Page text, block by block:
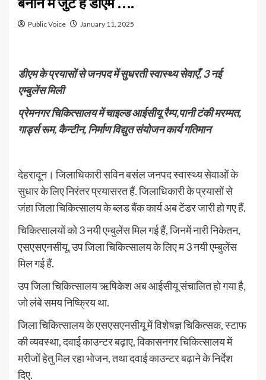
Public Voice January 11, 2025
डीएम के प्रयासों से जनपद में सुधरती स्वास्थ्य सेवाएँ, 3 नई
एम्बुलेंस मिली
प्रेमनगर चिकित्सालय में चाइल्ड आईसीयू रैम्प,पानी टंकी मरम्मत,
गार्ड्स रूम, कैन्टीन, निर्माण विद्युत संयोजन कार्य गतिमान
देहरादून। जिलाधिकारी सविन बसंल जनपद स्वास्थ्य सेवाओं के
सुधार के लिए निरंतर प्रयासरत हैं. जिलाधिकारी के प्रयासों से
जंहा जिला चिकित्सालय के ब्लड बैंक कार्य अब टेंडर जारी हो गए हैं.
चिकित्सालयों को 3 नयी एम्बुलेंस मिल गई हैं, जिनमें नारी निकेतन,
एसएसएनसीयू, उप जिला चिकित्सालय के लिए म 3 नयी एम्बुलेंस
मिल गई हैं.
उप जिला चिकित्सालय ऋषिकेश अब आईसीयू संचालित हो गया है,
जो लंबे समय निष्क्रिय था.
जिला चिकित्सालय के एसएसएनसीयू में विशेषज्ञ चिकित्सक, स्टाफ
की व्यवस्था, दवाई काउन्टर बढ़ाए, विकासनगर चिकित्सालय में
मरीजों हेतु मिल रहा भोजन, तथा दवाई काउन्टर बढ़ाने के निर्देश
दिए.